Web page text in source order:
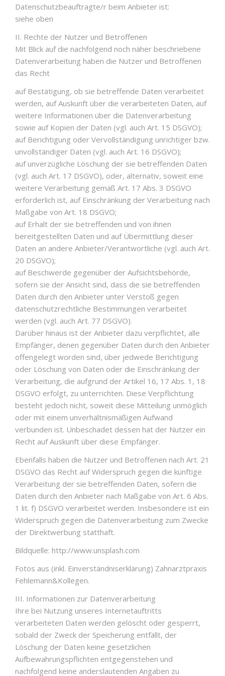
Datenschutzbeauftragte/r beim Anbieter ist:
siehe oben
II. Rechte der Nutzer und Betroffenen
Mit Blick auf die nachfolgend noch näher beschriebene
Datenverarbeitung haben die Nutzer und Betroffenen
das Recht
auf Bestätigung, ob sie betreffende Daten verarbeitet
werden, auf Auskunft über die verarbeiteten Daten, auf
weitere Informationen über die Datenverarbeitung
sowie auf Kopien der Daten (vgl. auch Art. 15 DSGVO);
auf Berichtigung oder Vervollständigung unrichtiger bzw.
unvollständiger Daten (vgl. auch Art. 16 DSGVO);
auf unverzügliche Löschung der sie betreffenden Daten
(vgl. auch Art. 17 DSGVO), oder, alternativ, soweit eine
weitere Verarbeitung gemäß Art. 17 Abs. 3 DSGVO
erforderlich ist, auf Einschränkung der Verarbeitung nach
Maßgabe von Art. 18 DSGVO;
auf Erhalt der sie betreffenden und von ihnen
bereitgestellten Daten und auf Übermittlung dieser
Daten an andere Anbieter/Verantwortliche (vgl. auch Art.
20 DSGVO);
auf Beschwerde gegenüber der Aufsichtsbehörde,
sofern sie der Ansicht sind, dass die sie betreffenden
Daten durch den Anbieter unter Verstoß gegen
datenschutzrechtliche Bestimmungen verarbeitet
werden (vgl. auch Art. 77 DSGVO).
Darüber hinaus ist der Anbieter dazu verpflichtet, alle
Empfänger, denen gegenüber Daten durch den Anbieter
offengelegt worden sind, über jedwede Berichtigung
oder Löschung von Daten oder die Einschränkung der
Verarbeitung, die aufgrund der Artikel 16, 17 Abs. 1, 18
DSGVO erfolgt, zu unterrichten. Diese Verpflichtung
besteht jedoch nicht, soweit diese Mitteilung unmöglich
oder mit einem unverhältnismäßigen Aufwand
verbunden ist. Unbeschadet dessen hat der Nutzer ein
Recht auf Auskunft über diese Empfänger.
Ebenfalls haben die Nutzer und Betroffenen nach Art. 21
DSGVO das Recht auf Widerspruch gegen die künftige
Verarbeitung der sie betreffenden Daten, sofern die
Daten durch den Anbieter nach Maßgabe von Art. 6 Abs.
1 lit. f) DSGVO verarbeitet werden. Insbesondere ist ein
Widerspruch gegen die Datenverarbeitung zum Zwecke
der Direktwerbung statthaft.
Bildquelle: http://www.unsplash.com
Fotos aus (inkl. Einverständniserklärung) Zahnarztpraxis
Fehlemann&Kollegen.
III. Informationen zur Datenverarbeitung
Ihre bei Nutzung unseres Internetauftritts
verarbeiteten Daten werden gelöscht oder gesperrt,
sobald der Zweck der Speicherung entfällt, der
Löschung der Daten keine gesetzlichen
Aufbewahrungspflichten entgegenstehen und
nachfolgend keine anderslautenden Angaben zu